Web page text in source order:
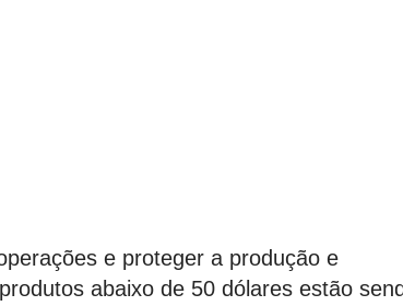
e proteger a produção e
abaixo de 50 dólares estão